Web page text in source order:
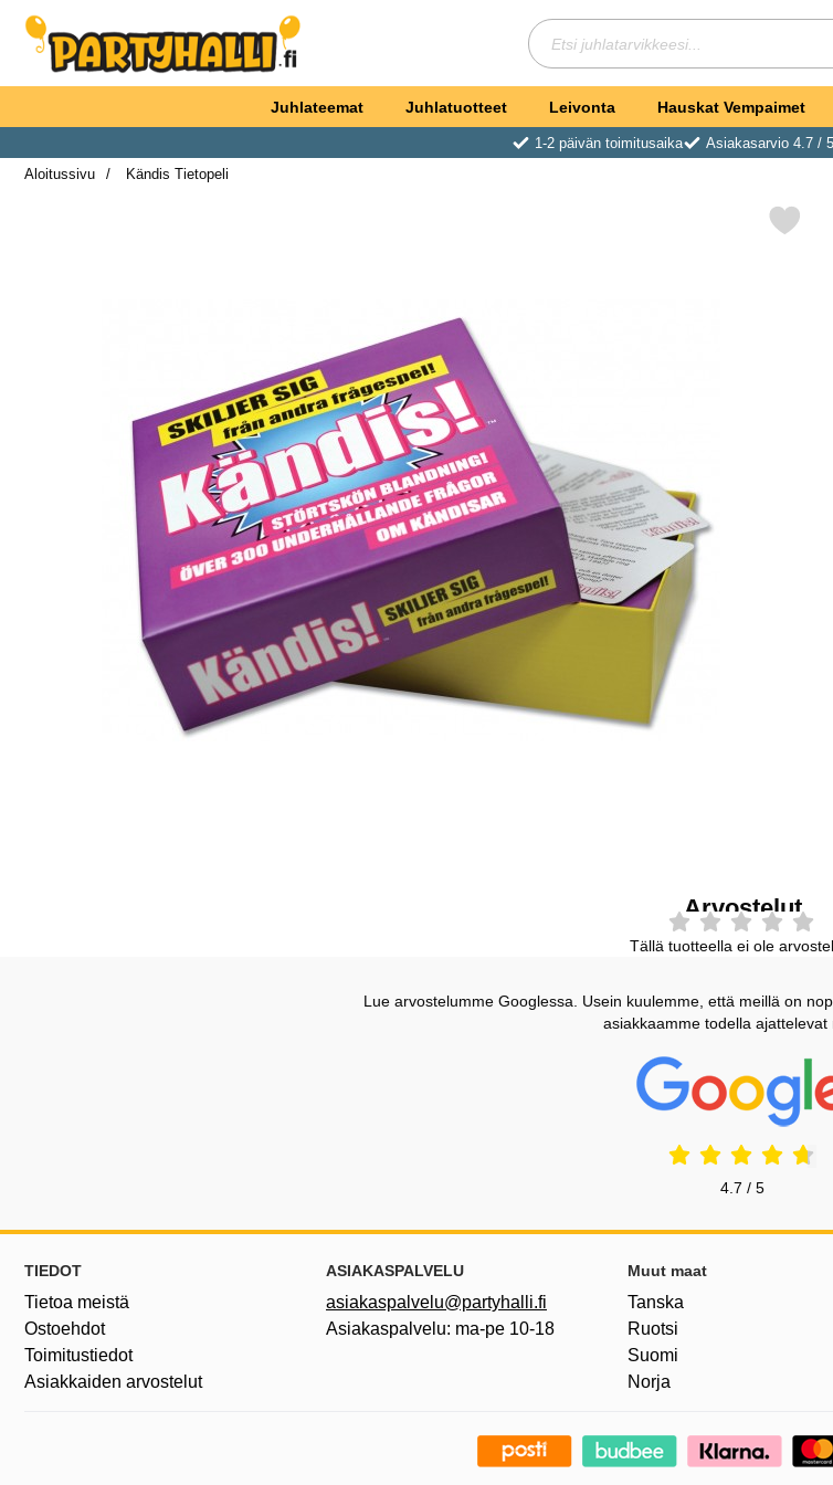
Hae
Ostoskori laajennettu Partyhallen AB
Juhlateemat Juhlatuotteet Leivonta Hauskat Vempaimet
1-2 päivän toimitusaika Asiakasarvio 4.7 / 5
Aloitussivu
Kändis Tietopeli
Merkitse kändis
Arvostelut
Tällä tuotteella ei ole
Lue arvostelumme Googlessa. Usein kuulemme, että meillä on
asiakkaamme todella ajattelevat
Prisjakt
4.7 / 5
Alatunnisteen sisältö Sekalaista tietoa ja linkkejä
TIEDOT
Tietoa meistä
Ostoehdot
Toimitustiedot
Asiakkaiden arvostelut
ASIAKASPALVELU
asiakaspalvelu@partyhalli.fi
Asiakaspalvelu: ma-pe 10-18
Muut maat
Tanska
Ruotsi
Suomi
Norja